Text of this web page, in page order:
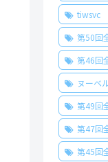
tiwsvc
第50回
第46回
ヌーベ
第49回
第47回
第45回